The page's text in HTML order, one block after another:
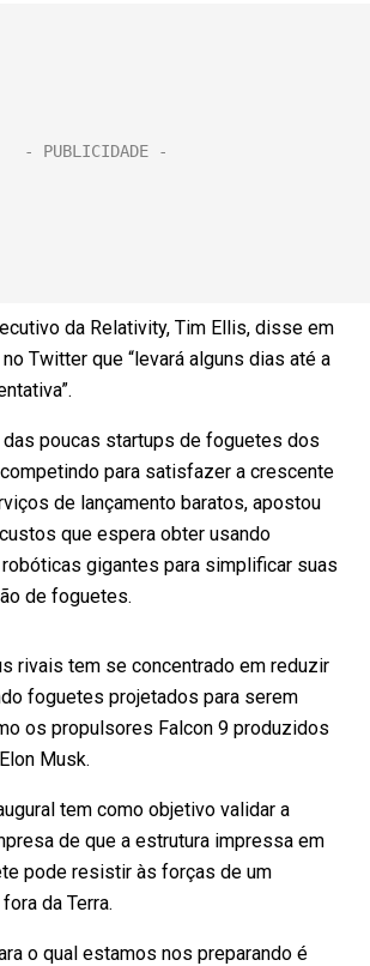
da Relativity, Tim Ellis, disse em
Twitter que “levará alguns dias até a
das poucas startups de foguetes dos
para satisfazer a crescente
de lançamento baratos, apostou
que espera obter usando
gigantes para simplificar suas
de foguetes.
rivais tem se concentrado em reduzir
foguetes projetados para serem
os propulsores Falcon 9 produzidos
Musk.
tem como objetivo validar a
de que a estrutura impressa em
pode resistir às forças de um
da Terra.
o qual estamos nos preparando é